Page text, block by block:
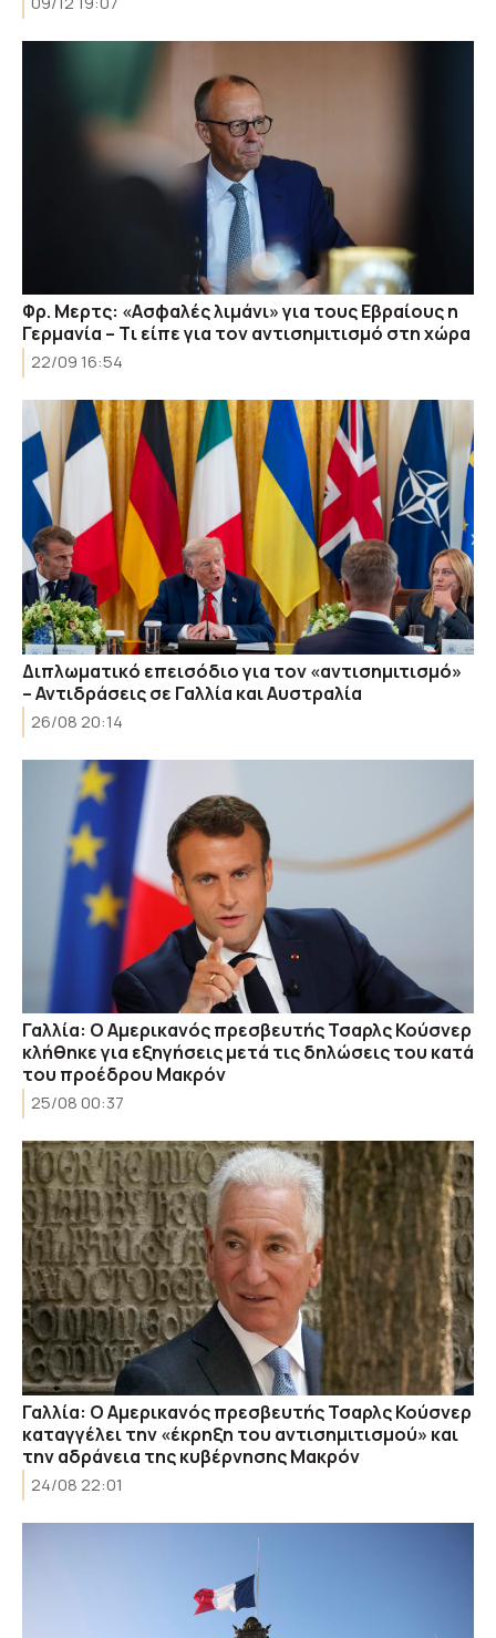
Φρ. Μερτς: «Ασφαλές λιμάνι» για τους Εβραίους η
Γερμανία – Tι είπε για τον αντισημιτισμό στη χώρα
22/09 16:54
Διπλωματικό επεισόδιο για τον «αντισημιτισμό»
– Αντιδράσεις σε Γαλλία και Αυστραλία
26/08 20:14
Γαλλία: Ο Αμερικανός πρεσβευτής Τσαρλς Κούσνερ
κλήθηκε για εξηγήσεις μετά τις δηλώσεις του κατά
του προέδρου Μακρόν
25/08 00:37
Γαλλία: Ο Αμερικανός πρεσβευτής Τσαρλς Κούσνερ
καταγγέλει την «έκρηξη του αντισημιτισμού» και
την αδράνεια της κυβέρνησης Μακρόν
24/08 22:01